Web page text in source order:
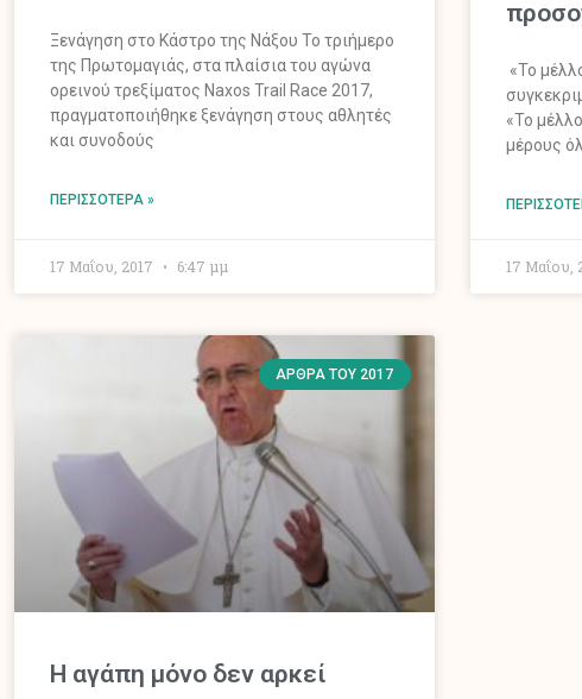
Ξενάγηση στο Κάστρο της Νάξου Το τριήμερο
της Πρωτομαγιάς, στα πλαίσια του αγώνα
ορεινού τρεξίματος Naxos Trail Race 2017,
πραγματοποιήθηκε ξενάγηση στους αθλητές
και συνοδούς
ΠΕΡΙΣΣΌΤΕΡΑ »
17 Μαΐου, 2017 6:47 μμ
«Το
«Το
μέρους
17 Μαΐου,
ΆΡΘΡΑ ΤΟΥ 2017
Η αγάπη μόνο δεν αρκεί